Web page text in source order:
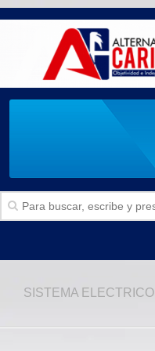
Politica
SISTEMA ELECTRICO